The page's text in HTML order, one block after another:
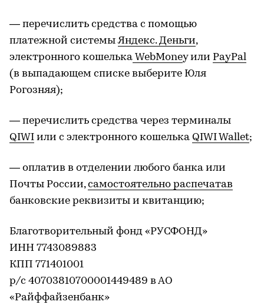
— перечислить средства с помощью
платежной системыЯндекс. Деньги,
электронного кошелька WebMoney или PayPal
(в выпадающем списке выберите Юля
Рогозняя);
— перечислить средства через терминалы
QIWI или с электронного кошелька QIWI Wallet;
— оплатив в отделении любого банка или
Почты России,самостоятельно распечатав
банковские реквизиты и квитанцию;
Благотворительный фонд «РУСФОНД»
ИНН 7743089883
КПП 771401001
р/с 40703810700001449489 в АО
«Райффайзенбанк»